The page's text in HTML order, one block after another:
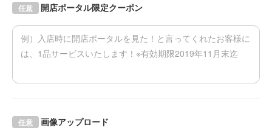
開店ポータル限定クーポン
任意
画像アップロード
任意